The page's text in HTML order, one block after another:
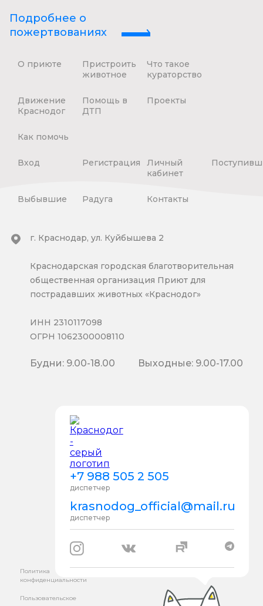
Подробнее о
пожертвованиях
О приюте
Пристроить
животное
Что такое
кураторство
Движение
Краснодог
Помощь в
ДТП
Проекты
Как помочь
Вход Регистрация
Личный
кабинет
Выбывшие Радуга Контакты
+7 988 505 2 505
диспетчер
krasnodog_official@mail.ru
диспетчер
г. Краснодар, ул. Куйбышева 2
Краснодарская городская благотворительная
общественная организация Приют для
пострадавших животных «Краснодог»
ИНН 2310117098
ОГРН 1062300008110
Будни: 9.00-18.00 Выходные: 9.00-17.00
Политика
конфиденциальности
Пользовательское